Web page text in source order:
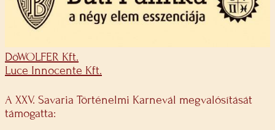
DöWOLFER Kft.
Luce Innocente Kft.
A XXV. Savaria Történelmi Karnevál megvalósítását
támogatta: